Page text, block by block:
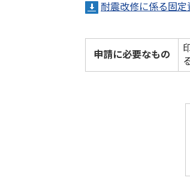
耐震改修に係る固
申請に必要なもの